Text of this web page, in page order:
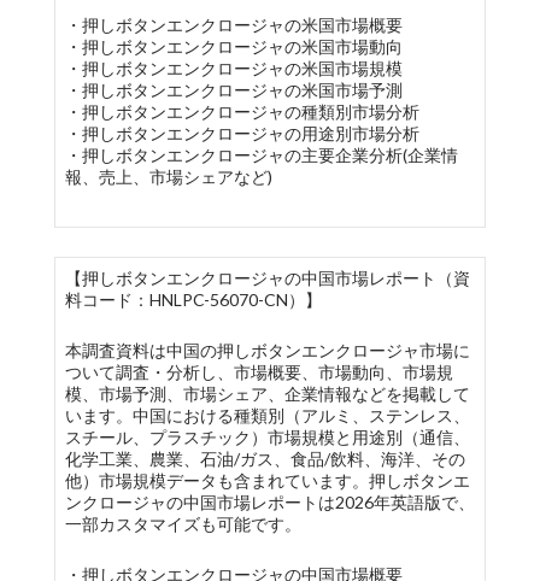
・押しボタンエンクロージャの米国市場概要
・押しボタンエンクロージャの米国市場動向
・押しボタンエンクロージャの米国市場規模
・押しボタンエンクロージャの米国市場予測
・押しボタンエンクロージャの種類別市場分析
・押しボタンエンクロージャの用途別市場分析
・押しボタンエンクロージャの主要企業分析(企業情
報、売上、市場シェアなど)
【押しボタンエンクロージャの中国市場レポート（資
料コード：HNLPC-56070-CN）】
本調査資料は中国の押しボタンエンクロージャ市場に
ついて調査・分析し、市場概要、市場動向、市場規
模、市場予測、市場シェア、企業情報などを掲載して
います。中国における種類別（アルミ、ステンレス、
スチール、プラスチック）市場規模と用途別（通信、
化学工業、農業、石油/ガス、食品/飲料、海洋、その
他）市場規模データも含まれています。押しボタンエ
ンクロージャの中国市場レポートは2026年英語版で、
一部カスタマイズも可能です。
・押しボタンエンクロージャの中国市場概要